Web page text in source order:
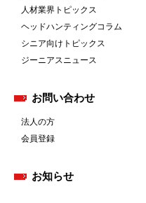
人材業界トピックス
ヘッドハンティングコラム
シニア向けトピックス
ジーニアスニュース
お問い合わせ
法人の方
会員登録
お知らせ